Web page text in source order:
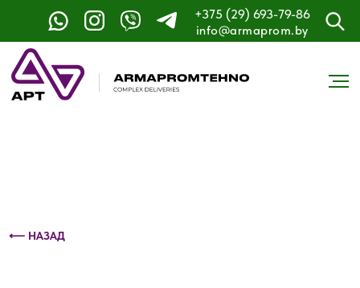
+375 (29) 693-79-86
info@armaprom.by
Контактный телефон: +375 (29) 693-79-86
⟵ НАЗАД